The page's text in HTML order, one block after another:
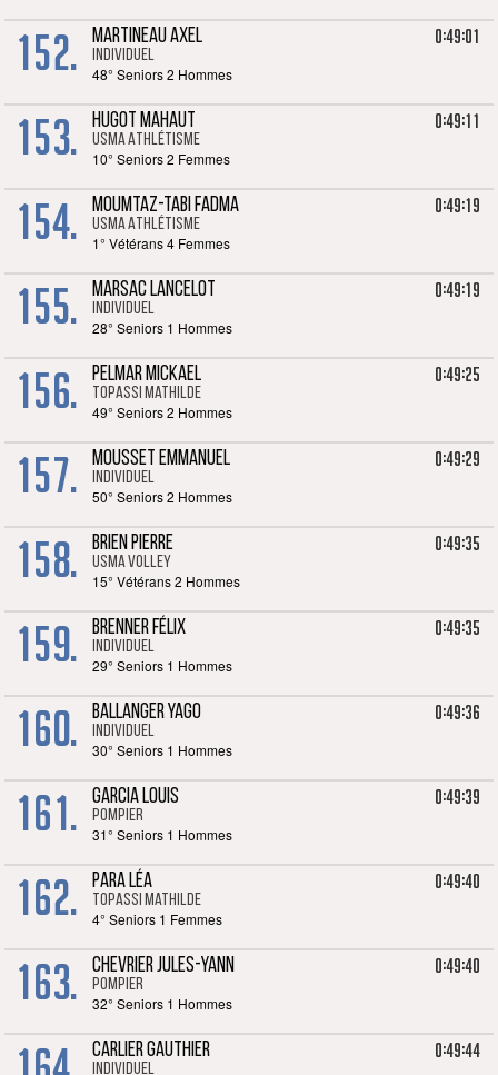
152. MARTINEAU AXEL
Individuel
48° Seniors 2 Hommes
0:49:01
153. HUGOT MAHAUT
USMA Athlétisme
10° Seniors 2 Femmes
0:49:11
154. MOUMTAZ-TABI FADMA
USMA Athlétisme
1° Vétérans 4 Femmes
0:49:19
155. MARSAC LANCELOT
Individuel
28° Seniors 1 Hommes
0:49:19
156. PELMAR MICKAEL
TOPASSI Mathilde
49° Seniors 2 Hommes
0:49:25
157. MOUSSET EMMANUEL
Individuel
50° Seniors 2 Hommes
0:49:29
158. BRIEN PIERRE
USMA Volley
15° Vétérans 2 Hommes
0:49:35
159. BRENNER FÉLIX
Individuel
29° Seniors 1 Hommes
0:49:35
160. BALLANGER YAGO
Individuel
30° Seniors 1 Hommes
0:49:36
161. GARCIA LOUIS
POMPIER
31° Seniors 1 Hommes
0:49:39
162. PARA LÉA
TOPASSI Mathilde
4° Seniors 1 Femmes
0:49:40
163. CHEVRIER JULES-YANN
POMPIER
32° Seniors 1 Hommes
0:49:40
CARLIER GAUTHIER
Individuel
0:49:44